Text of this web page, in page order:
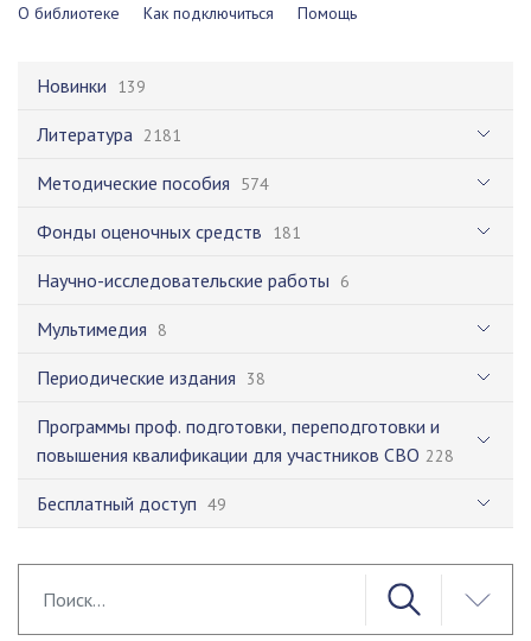
О библиотеке Как подключиться Помощь
Новинки 139
Литература 2181
Методические пособия 574
Фонды оценочных средств 181
Научно-исследовательские работы 6
Мультимедия 8
Периодические издания 38
Программы проф. подготовки, переподготовки и
повышения квалификации для участников СВО 228
Бесплатный доступ 49